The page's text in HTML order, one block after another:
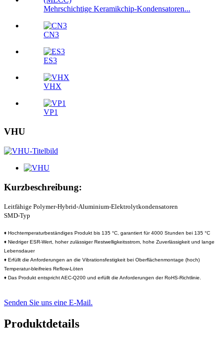
Mehrschichtige Keramikchip-Kondensatoren...
CN3
ES3
VHX
VP1
VHU
Kurzbeschreibung:
Leitfähige Polymer-Hybrid-Aluminium-Elektrolytkondensatoren
SMD-Typ
♦ Hochtemperaturbeständiges Produkt bis 135 °C, garantiert für 4000 Stunden bei 135 °C
♦ Niedriger ESR-Wert, hoher zulässiger Restwelligkeitsstrom, hohe Zuverlässigkeit und lange
Lebensdauer
♦ Erfüllt die Anforderungen an die Vibrationsfestigkeit bei Oberflächenmontage (hoch)
Temperatur-bleifreies Reflow-Löten
♦ Das Produkt entspricht AEC-Q200 und erfüllt die Anforderungen der RoHS-Richtlinie.
Senden Sie uns eine E-Mail.
Produktdetails